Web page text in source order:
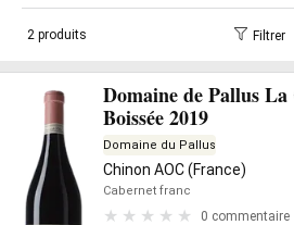
2 produits Filtrer
Domaine de Pallus
Boissée 2019
Domaine du Pallus
Chinon AOC (France)
Cabernet franc
0 commentaire